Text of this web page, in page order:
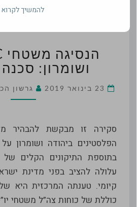
C
סכנה
ושומרון:
23 בינואר 2019 גרשון
סקירה זו מבקשת להבהיר
בתוספת התיקונים הקלים של
עלולה להציב בפני מדינת
קיומי. טענתה המרכזית היא
כוללת של כוחות צה”ל משטחי
להמשיך לקרוא